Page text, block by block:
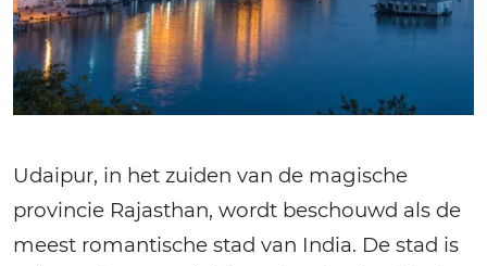
Udaipur, in het zuiden van de magische
provincie Rajasthan, wordt beschouwd als de
meest romantische stad van India. De stad is